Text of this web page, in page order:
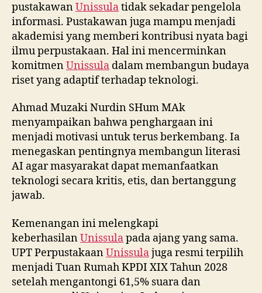
pustakawanUnissulatidak sekadar pengelola
informasi. Pustakawan juga mampu menjadi
akademisi yang memberi kontribusi nyata bagi
ilmu perpustakaan. Hal ini mencerminkan
komitmenUnissula dalam membangun budaya
riset yang adaptif terhadap teknologi.
Ahmad Muzaki Nurdin SHum MAk
menyampaikan bahwa penghargaan ini
menjadi motivasi untuk terus berkembang. Ia
menegaskan pentingnya membangun literasi
AI agar masyarakat dapat memanfaatkan
teknologi secara kritis, etis, dan bertanggung
jawab.
Kemenangan ini melengkapi
keberhasilanUnissulapada ajang yang sama.
UPT PerpustakaanUnissulajuga resmi terpilih
menjadi Tuan Rumah KPDI XIX Tahun 2028
setelah mengantongi 61,5% suara dan